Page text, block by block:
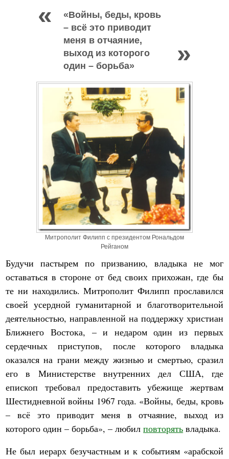
«Войны, беды, кровь
– всё это приводит
меня в отчаяние,
выход из которого
один – борьба»
Митрополит Филипп с президентом Рональдом
Рейганом
Будучи пастырем по призванию, владыка не мог
оставаться в стороне от бед своих прихожан, где бы
те ни находились. Митрополит Филипп прославился
своей усердной гуманитарной и благотворительной
деятельностью, направленной на поддержку христиан
Ближнего Востока, – и недаром один из первых
сердечных приступов, после которого владыка
оказался на грани между жизнью и смертью, сразил
его в Министерстве внутренних дел США, где
епископ требовал предоставить убежище жертвам
Шестидневной войны 1967 года. «Войны, беды, кровь
– всё это приводит меня в отчаяние, выход из
которого один – борьба», – любил повторять владыка.
Не был иерарх безучастным и к событиям «арабской